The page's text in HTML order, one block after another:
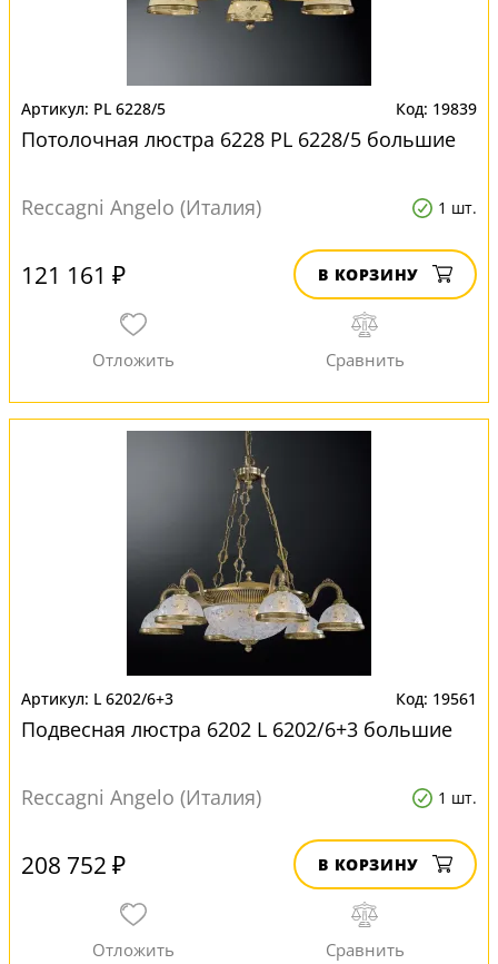
PL 6228/5 19839
Потолочная люстра 6228 PL 6228/5 большие
Reccagni Angelo (Италия) 1 шт.
121 161 ₽ В КОРЗИНУ
L 6202/6+3 19561
Подвесная люстра 6202 L 6202/6+3 большие
Reccagni Angelo (Италия) 1 шт.
208 752 ₽ В КОРЗИНУ